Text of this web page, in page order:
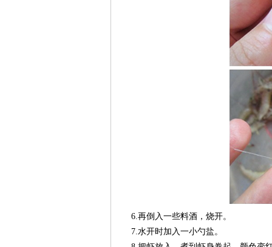
6.再倒入一些料酒，烧开。
7.水开时加入一小勺盐。